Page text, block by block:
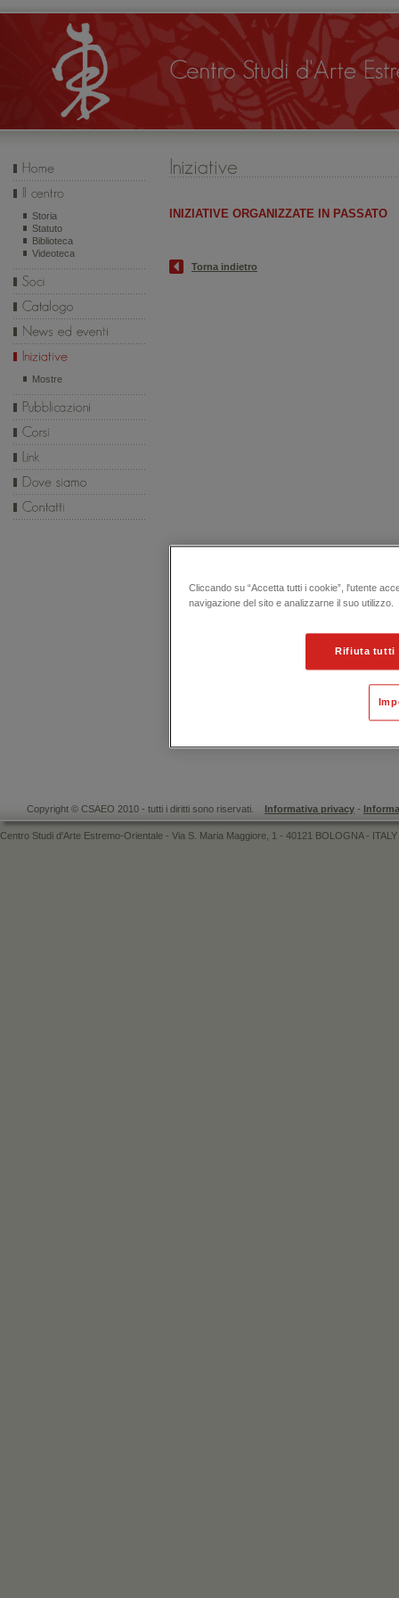
Storia
Statuto
Biblioteca
Videoteca
Mostre
INIZIATIVE ORGANIZZATE IN PASSATO
Torna indietro
Copyright © CSAEO 2010 - tutti i diritti sono riservati. Informativa privacy -
Centro Studi d'Arte Estremo-Orientale - Via S. Maria Maggiore, 1 - 40121 BOLOGNA -
Cliccando su “Accetta tutti i cookie”, l'utente
navigazione del sito e analizzarne il suo utilizzo.
Rifiuta tutti